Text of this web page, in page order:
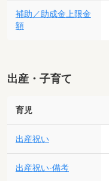
補助／助成金上限金
額
出産・子育て
育児
出産祝い
出産祝い-備考